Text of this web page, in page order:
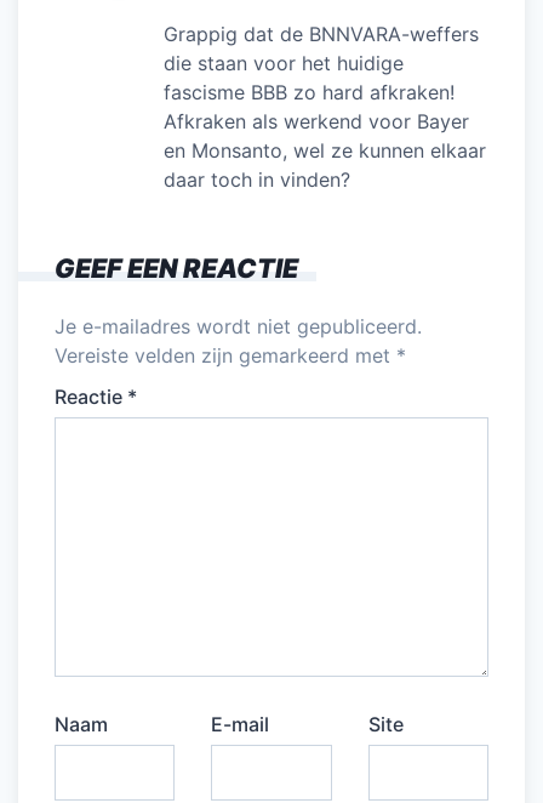
Grappig dat de BNNVARA-weffers
die staan voor het huidige
fascisme BBB zo hard afkraken!
Afkraken als werkend voor Bayer
en Monsanto, wel ze kunnen elkaar
daar toch in vinden?
GEEF EEN REACTIE
Je e-mailadres wordt niet gepubliceerd.
Vereiste velden zijn gemarkeerd met *
Reactie *
Naam E-mail Site